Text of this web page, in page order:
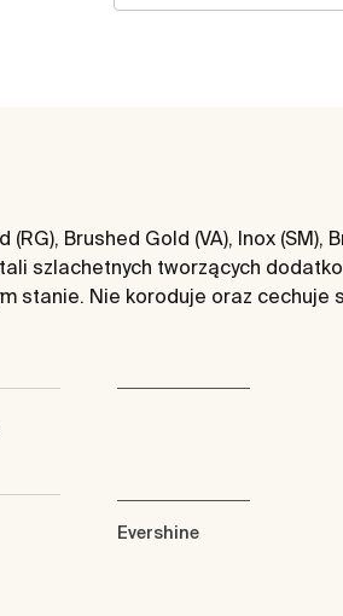
Brushed Gold (VA), Inox
szlachetnych tworzących
stanie. Nie koroduje oraz cechuje
Evershine